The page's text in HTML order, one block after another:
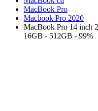
MacBook Pro
Macbook Pro 2020
MacBook Pro 14 inch
16GB - 512GB - 99%